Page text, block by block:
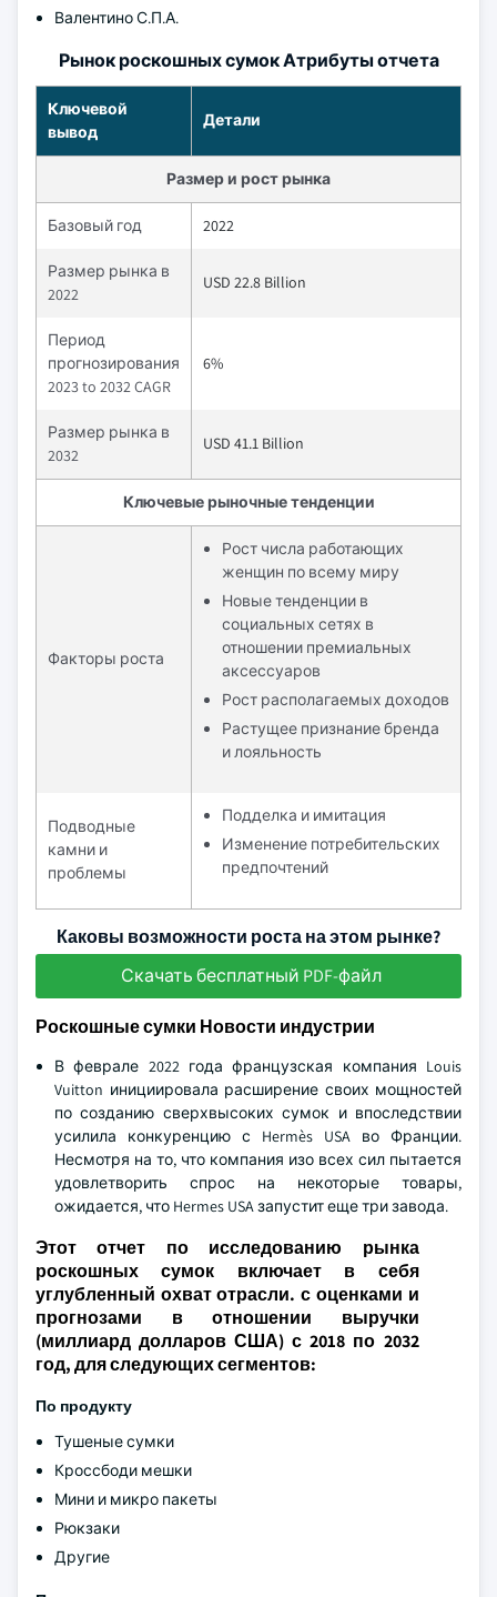
Валентино С.П.А.
Рынок роскошных сумок Атрибуты отчета
Ключевой
вывод
Детали
Размер и рост рынка
Базовый год 2022
Размер рынка в
2022
USD 22.8 Billion
Период
прогнозирования
2023 to 2032 CAGR
6%
Размер рынка в
2032
USD 41.1 Billion
Ключевые рыночные тенденции
Факторы роста
Рост числа работающих
женщин по всему миру
Новые тенденции в
социальных сетях в
отношении премиальных
аксессуаров
Рост располагаемых доходов
Растущее признание бренда
и лояльность
Подводные
камни и
проблемы
Подделка и имитация
Изменение потребительских
предпочтений
Каковы возможности роста на этом рынке?
Скачать бесплатный PDF-файл
Роскошные сумки Новости индустрии
В феврале 2022 года французская компания Louis
Vuitton инициировала расширение своих мощностей
по созданию сверхвысоких сумок и впоследствии
усилила конкуренцию с Hermès USA во Франции.
Несмотря на то, что компания изо всех сил пытается
удовлетворить спрос на некоторые товары,
ожидается, что Hermes USA запустит еще три завода.
Этот отчет по исследованию рынка
роскошных сумок включает в себя
углубленный охват отрасли. с оценками и
прогнозами в отношении выручки
(миллиард долларов США) с 2018 по 2032
год, для следующих сегментов:
По продукту
Тушеные сумки
Кроссбоди мешки
Мини и микро пакеты
Рюкзаки
Другие